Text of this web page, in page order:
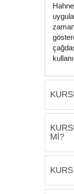
MI?